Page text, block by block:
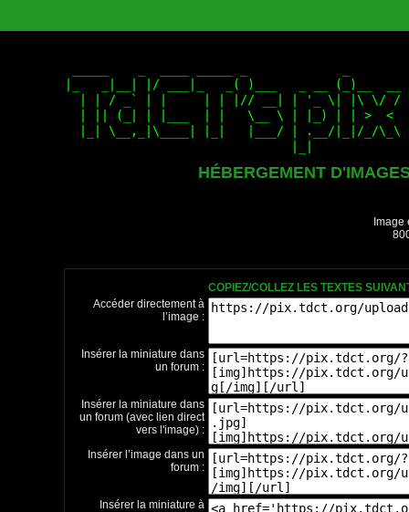
HÉBERGEMENT
COPIEZ/COLLEZ LES TEXTES
Accéder directement à
l’image :
Insérer la miniature dans
un forum :
Insérer la miniature dans
un forum (avec lien direct
vers l'image) :
Insérer l’image dans un
forum :
Insérer la miniature à